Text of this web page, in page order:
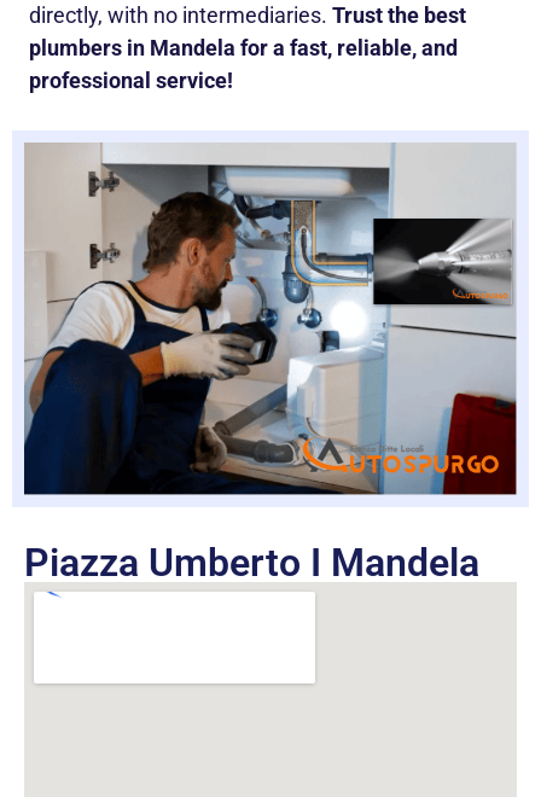
directly, with no intermediaries. Trust the best
plumbers in Mandela for a fast, reliable, and
professional service!
Piazza Umberto I Mandela